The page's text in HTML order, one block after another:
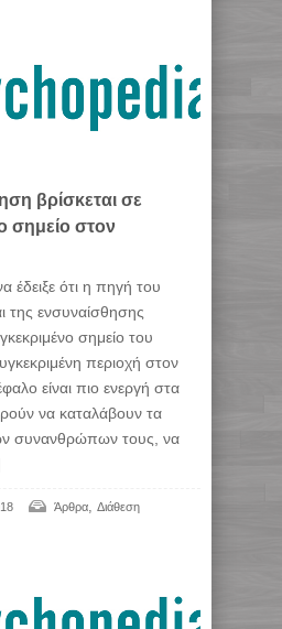
βρίσκεται σε
σημείο στον
έδειξε ότι η πηγή του
της ενσυναίσθησης
σημείο του
περιοχή στον
είναι πιο ενεργή στα
να καταλάβουν τα
συνανθρώπων τους, να
Άρθρα, Διάθεση